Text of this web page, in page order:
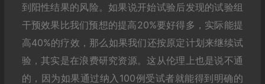
到阳性结果的风险。如果说开始试验后发现的试验组
干预效果比我们预想的提高20%要好得多，实际能提
高40%的疗效，那么如果我们还按原定计划来继续试
验，其实是在浪费研究资源。这从伦理上也是说不通
的，因为如果通过纳入100例受试者就能得到明确的